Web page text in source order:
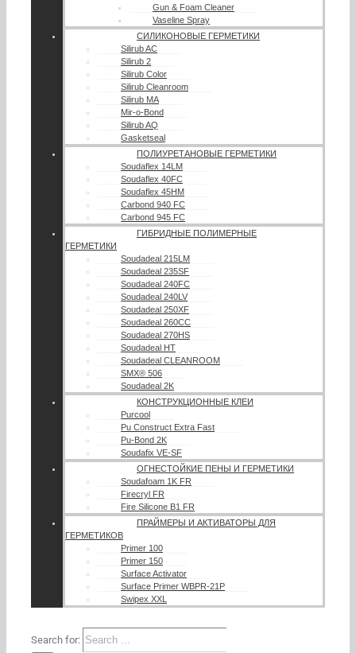
Gun & Foam Cleaner
Vaseline Spray
СИЛИКОНОВЫЕ ГЕРМЕТИКИ
Silirub AC
Silirub 2
Silirub Color
Silirub Cleanroom
Silirub MA
Mir-o-Bond
Silirub AQ
Gasketseal
ПОЛИУРЕТАНОВЫЕ ГЕРМЕТИКИ
Soudaflex 14LM
Soudaflex 40FC
Soudaflex 45HM
Carbond 940 FC
Carbond 945 FC
ГИБРИДНЫЕ ПОЛИМЕРНЫЕ
ГЕРМЕТИКИ
Soudadeal 215LM
Soudadeal 235SF
Soudadeal 240FC
Soudadeal 240LV
Soudadeal 250XF
Soudadeal 260CC
Soudadeal 270HS
Soudadeal HT
Soudadeal CLEANROOM
SMX® 506
Soudadeal 2K
КОНСТРУКЦИОННЫЕ КЛЕИ
Purcool
Pu Construct Extra Fast
Pu-Bond 2K
Soudafix VE-SF
ОГНЕСТОЙКИЕ ПЕНЫ И ГЕРМЕТИКИ
Soudafoam 1K FR
Firecryl FR
Fire Silicone B1 FR
ПРАЙМЕРЫ И АКТИВАТОРЫ ДЛЯ
ГЕРМЕТИКОВ
Primer 100
Primer 150
Surface Activator
Surface Primer WBPR-21P
Swipex XXL
Search for: